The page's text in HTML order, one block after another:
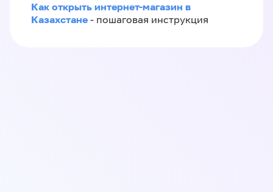
Как открыть интернет-магазин в
Казахстане - пошаговая инструкция